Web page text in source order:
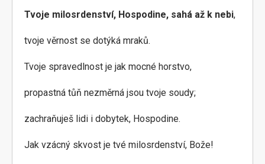
Tvoje milosrdenství, Hospodine, sahá až k nebi,
tvoje věrnost se dotýká mraků.
Tvoje spravedlnost je jak mocné horstvo,
propastná tůň nezměrná jsou tvoje soudy;
zachraňuješ lidi i dobytek, Hospodine.
Jak vzácný skvost je tvé milosrdenství, Bože!